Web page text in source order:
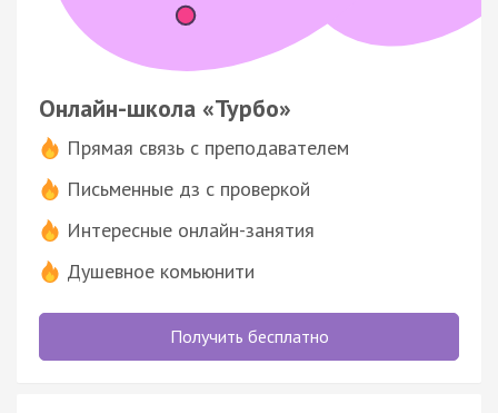
Онлайн-школа «Турбо»
Прямая связь с преподавателем
Письменные дз с проверкой
Интересные онлайн-занятия
Душевное комьюнити
Получить бесплатно